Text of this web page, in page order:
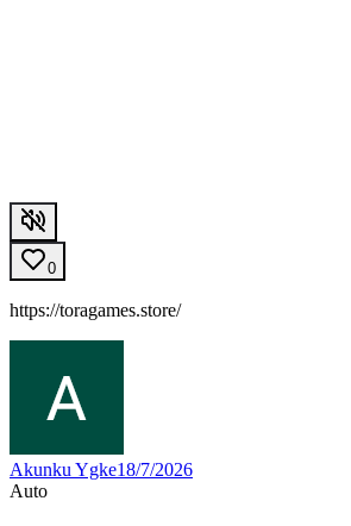
0
https://toragames.store/
Akunku Ygke18/7/2026
Auto